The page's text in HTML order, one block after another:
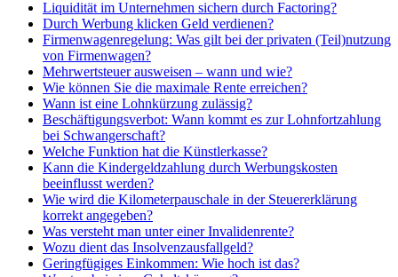
Liquidität im Unternehmen sichern durch Factoring?
Durch Werbung klicken Geld verdienen?
Firmenwagenregelung: Was gilt bei der privaten (Teil)nutzung
von Firmenwagen?
Mehrwertsteuer ausweisen – wann und wie?
Wie können Sie die maximale Rente erreichen?
Wann ist eine Lohnkürzung zulässig?
Beschäftigungsverbot: Wann kommt es zur Lohnfortzahlung
bei Schwangerschaft?
Welche Funktion hat die Künstlerkasse?
Kann die Kindergeldzahlung durch Werbungskosten
beeinflusst werden?
Wie wird die Kilometerpauschale in der Steuererklärung
korrekt angegeben?
Was versteht man unter einer Invalidenrente?
Wozu dient das Insolvenzausfallgeld?
Geringfügiges Einkommen: Wie hoch ist das?